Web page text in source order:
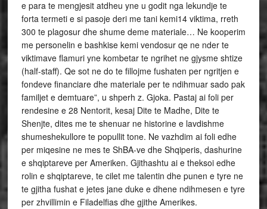
e para te mengjesit atdheu yne u godit nga lekundje te
forta termeti e si pasoje deri me tani kemi14 viktima, rreth
300 te plagosur dhe shume deme materiale… Ne kooperim
me personelin e bashkise kemi vendosur qe ne nder te
viktimave flamuri yne kombetar te ngrihet ne gjysme shtize
(half-staff). Qe sot ne do te fillojme fushaten per ngritjen e
fondeve financiare dhe materiale per te ndihmuar sado pak
familjet e demtuare”, u shperh z. Gjoka. Pastaj ai foli per
rendesine e 28 Nentorit, kesaj Dite te Madhe, Dite te
Shenjte, dites me te shenuar ne historine e lavdishme
shumeshekullore te popullit tone. Ne vazhdim ai foli edhe
per miqesine ne mes te ShBA-ve dhe Shqiperis, dashurine
e shqiptareve per Ameriken. Gjithashtu ai e theksoi edhe
rolin e shqiptareve, te cilet me talentin dhe punen e tyre ne
te gjitha fushat e jetes jane duke e dhene ndihmesen e tyre
per zhvillimin e Filadelfias dhe gjithe Amerikes.